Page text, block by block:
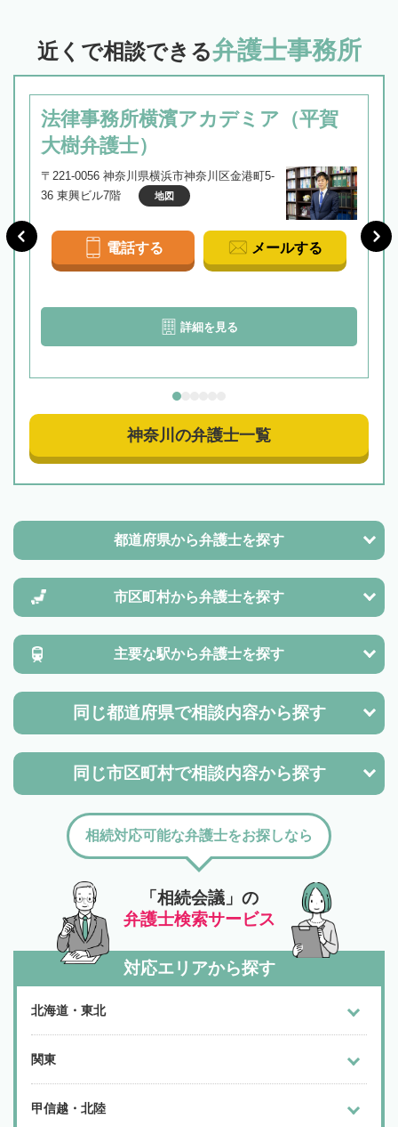
近くで相談できる弁護士事務所
法律事務所横濱アカデミア（平賀
大樹弁護士）
〒221-0056 神奈川県横浜市神奈川区金港町5-
36 東興ビル7階
地図
電話する メールする
詳細を見る
神奈川の弁護士一覧
都道府県から弁護士を探す
市区町村から弁護士を探す
主要な駅から弁護士を探す
同じ都道府県で相談内容から探す
同じ市区町村で相談内容から探す
「相続会議」の
弁護士検索サービス
相続対応可能な弁護士をお探しなら
対応エリアから探す
北海道・東北
関東
甲信越・北陸